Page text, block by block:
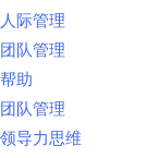
人际管理
团队管理
帮助
团队管理
领导力思维